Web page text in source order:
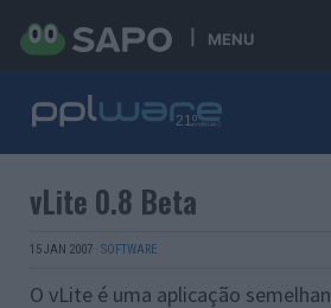
MENU
vLite 0.8 Beta
15 JAN 2007 · SOFTWARE
O vLite é uma aplicação